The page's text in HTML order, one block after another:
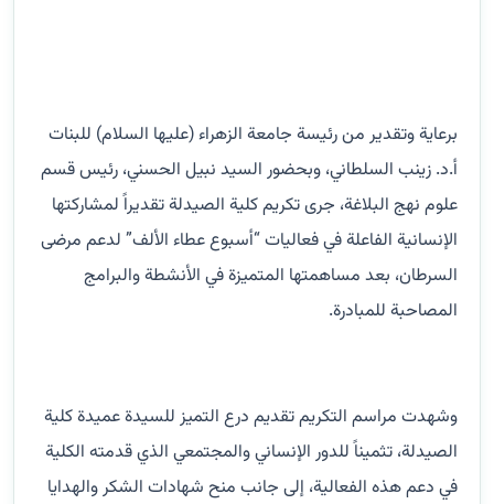
برعاية وتقدير من رئيسة جامعة الزهراء (عليها السلام) للبنات
أ.د. زينب السلطاني، وبحضور السيد نبيل الحسني، رئيس قسم
علوم نهج البلاغة، جرى تكريم كلية الصيدلة تقديراً لمشاركتها
الإنسانية الفاعلة في فعاليات “أسبوع عطاء الألف” لدعم مرضى
السرطان، بعد مساهمتها المتميزة في الأنشطة والبرامج
المصاحبة للمبادرة.
وشهدت مراسم التكريم تقديم درع التميز للسيدة عميدة كلية
الصيدلة، تثميناً للدور الإنساني والمجتمعي الذي قدمته الكلية
في دعم هذه الفعالية، إلى جانب منح شهادات الشكر والهدايا